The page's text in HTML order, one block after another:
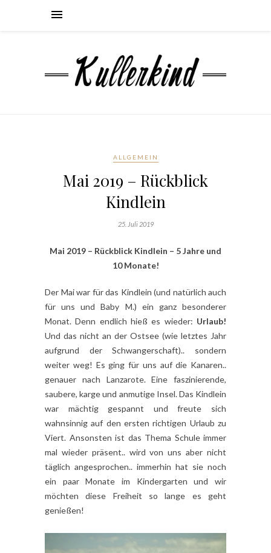
ALLGEMEIN
Mai 2019 – Rückblick
Kindlein
25. Juli 2019
Mai 2019 – Rückblick Kindlein – 5 Jahre und
10 Monate!
Der Mai war für das Kindlein (und natürlich auch
für uns und Baby M.) ein ganz besonderer
Monat. Denn endlich hieß es wieder: Urlaub!
Und das nicht an der Ostsee (wie letztes Jahr
aufgrund der Schwangerschaft).. sondern
weiter weg! Es ging für uns auf die Kanaren..
genauer nach Lanzarote. Eine faszinierende,
saubere, karge und anmutige Insel. Das Kindlein
war mächtig gespannt und freute sich
wahnsinnig auf den ersten richtigen Urlaub zu
Viert. Ansonsten ist das Thema Schule immer
mal wieder präsent.. wird von uns aber nicht
täglich angesprochen.. immerhin hat sie noch
ein paar Monate im Kindergarten und wir
möchten diese Freiheit so lange es geht
genießen!